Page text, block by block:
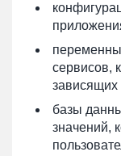
сервисов,
зависящих
базы
значений,